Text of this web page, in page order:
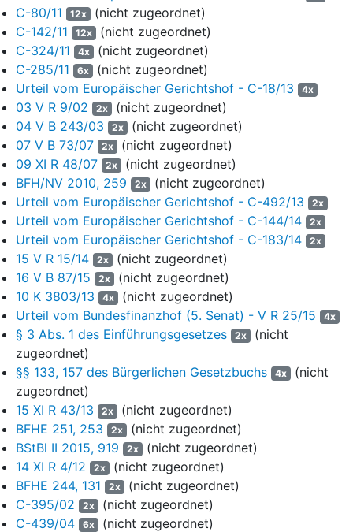
Festnetznummer zustande. Weitere Gespräche
ein Mobiltelefon geführt. Schriftliche Kaufverträge
nicht. Die Verantwortlichen der beiden
keinen persönlichen Kontakt. Die S-GmbH fertigte
Schrottanlieferung u.a. auf die MJ-GmbH ausgestellte
Wiegescheine.
5
Die S-GmbH bat den Steuerberater der MJ-GmbH
Schreiben vom 29. Februar 2008 um Übersendung
Bescheinigung, dass die MJ-GmbH ein
umsatzsteuerpflichtiges Unternehmen sei. In der
die S-GmbH die ihr bekannte Anschrift der MJ-
C-Straße 5 an. Der Steuerberater der MJ-GmbH
der S-GmbH mit Antwortschreiben vom 3. März
MJ-GmbH versteuere ihre Umsätze nach den
Vorschriften des Umsatzsteuergesetzes und sei zum
Vorsteuerabzug berechtigt.
6
Die S-GmbH erteilte für die einzelnen
GmbH Gutschriften. Darüber hinaus stellte die MJ-
S-GmbH für die Schrottlieferungen Rechnungen mit
der Umsatzsteuer aus. Die Rechnungen sind von Q.
unterschrieben. Sie wurden der Klägerin per Fax von
Faxnummer mit dem Absender „M GmbH“
Anschrift der MJ-GmbH ist A, C-Straße 5
MJ-GmbH nennt überdies die ihr vom Finanzamt A
Körperschaften erteilte Steuernummer.
7
Im Einzelnen handelt es sich um die folgenden
und Gutschriften:
C-80/11 12x (nicht zugeordnet)
C-142/11
12x (nicht zugeordnet)
C-324/11
4x (nicht zugeordnet)
C-285/11
6x (nicht zugeordnet)
Urteil vom Europäischer Gerichtshof - C-18/13
4x
03 V R 9/02 2x (nicht zugeordnet)
04 V B 243/03
2x (nicht zugeordnet)
07 V B 73/07
2x (nicht zugeordnet)
09 XI R 48/07
2x (nicht zugeordnet)
BFH/NV 2010, 259
2x (nicht zugeordnet)
Urteil vom Europäischer Gerichtshof - C-492/13
2x
Urteil vom Europäischer Gerichtshof - C-144/14 2x
Urteil vom Europäischer Gerichtshof - C-183/14 2x
15 V R 15/14 2x (nicht zugeordnet)
16 V B 87/15
2x (nicht zugeordnet)
10 K 3803/13
4x (nicht zugeordnet)
Urteil vom Bundesfinanzhof (5. Senat) - V R 25/15
4x
§ 3 Abs. 1 des Einführungsgesetzes 2x (nicht
zugeordnet)
§§ 133, 157 des Bürgerlichen Gesetzbuchs
4x (nicht
zugeordnet)
15 XI R 43/13
2x (nicht zugeordnet)
BFHE 251, 253
2x (nicht zugeordnet)
BStBl II 2015, 919
2x (nicht zugeordnet)
14 XI R 4/12
2x (nicht zugeordnet)
BFHE 244, 131
2x (nicht zugeordnet)
C-395/02
2x (nicht zugeordnet)
C-439/04
6x (nicht zugeordnet)